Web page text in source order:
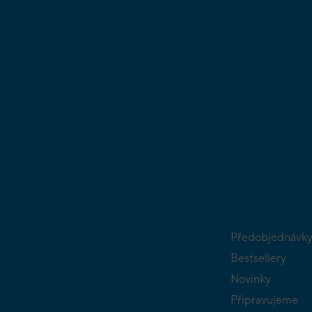
Předobjednávky
Bestsellery
Novinky
Připravujeme